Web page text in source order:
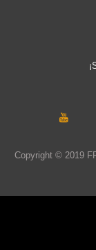
Copyright © 2019